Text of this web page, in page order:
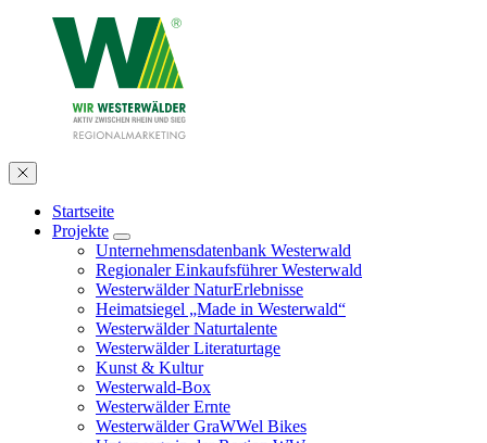
Startseite
Projekte
Unternehmensdatenbank Westerwald
Regionaler Einkaufsführer Westerwald
Westerwälder NaturErlebnisse
Heimatsiegel „Made in Westerwald“
Westerwälder Naturtalente
Westerwälder Literaturtage
Kunst & Kultur
Westerwald-Box
Westerwälder Ernte
Westerwälder GraWWel Bikes